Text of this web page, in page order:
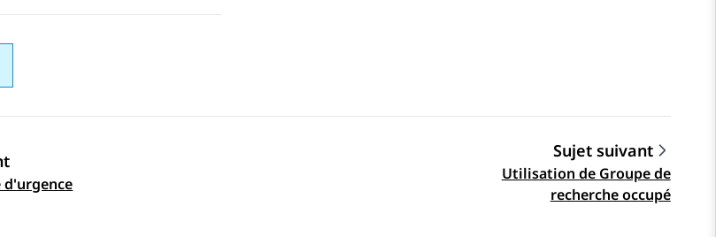
sujet
Sujet suivant
Utilisation de Groupe de
recherche occupé